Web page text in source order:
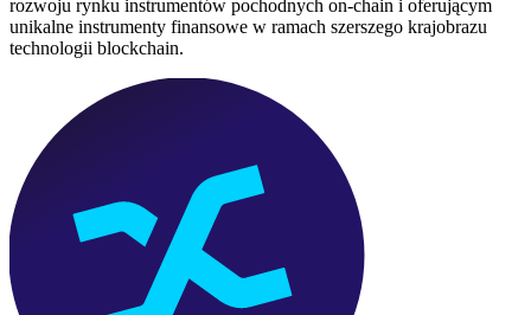
rozwoju rynku instrumentów pochodnych on-chain i oferującym
unikalne instrumenty finansowe w ramach szerszego krajobrazu
technologii blockchain.